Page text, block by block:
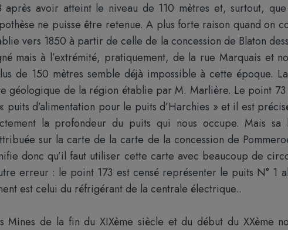
après avoir atteint le niveau de 110 mètres et, surtout,
ne puisse être retenue. A plus forte raison quand on
vers 1850 à partir de celle de la concession de Blaton
mais à l’extrémité, pratiquement, de la rue Marquais et
de 150 mètres semble déjà impossible à cette époque.
géologique de la région établie par M. Marlière. Le point
puits d’alimentation pour le puits d’Harchies » et il est
la profondeur du puits qui nous occupe. Mais sa
sur la carte de la carte de la concession de
donc qu’il faut utiliser cette carte avec beaucoup de
erreur : le point 173 est censé représenter le puits N° 1
est celui du réfrigérant de la centrale électrique..
Mines de la fin du XIXème siècle et du début du XXème